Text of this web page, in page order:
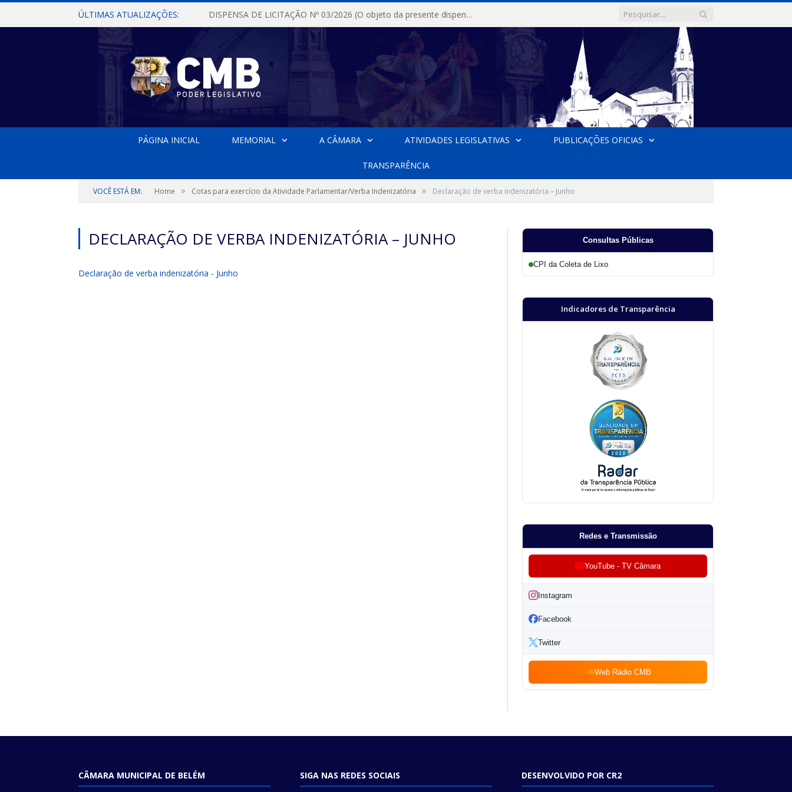
ÚLTIMAS ATUALIZAÇÕES: DISPENSA DE LICITAÇÃO Nº 03/2026 (O objeto da presente dispensa é a escolha da proposta mais vantajosa para a aquisição, de aparelhos de ar condicionado, tipo Split, com material de instalação e fogão industrial, conforme condições, quantidades e exigências estabelecidas no termo de referencia e neste aviso de contratação direta e seus anexos)
PÁGINA INICIAL MEMORIAL A CÂMARA ATIVIDADES LEGISLATIVAS PUBLICAÇÕES OFICIAS
TRANSPARÊNCIA
VOCÊ ESTÁ EM: Home » Cotas para exercício da Atividade Parlamentar/Verba Indenizatória » Declaração de verba indenizatória – Junho
DECLARAÇÃO DE VERBA INDENIZATÓRIA – JUNHO
Declaração de verba indenizatória - Junho
Consultas Públicas
CPI da Coleta de Lixo
Indicadores de Transparência
Redes e Transmissão
YouTube - TV Câmara
Instagram
Facebook
Twitter
Web Rádio CMB
CÂMARA MUNICIPAL DE BELÉM SIGA NAS REDES SOCIAIS DESENVOLVIDO POR CR2